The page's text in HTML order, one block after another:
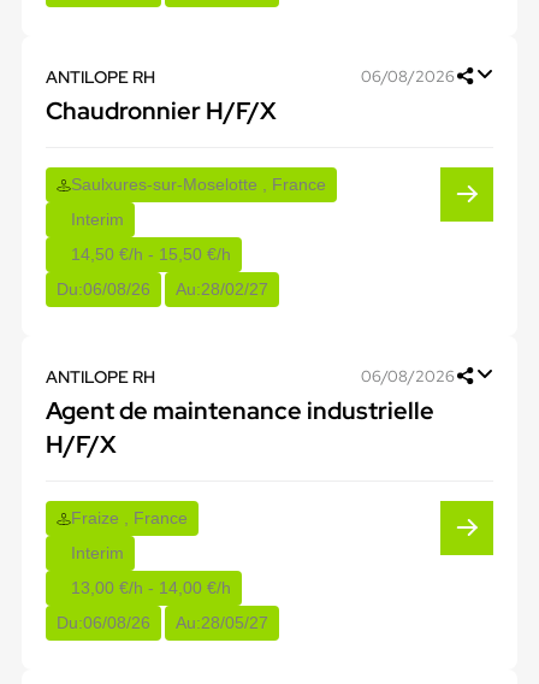
ANTILOPE RH 06/08/2026
Chaudronnier H/F/X
Saulxures-sur-Moselotte , France
Interim
14,50 €/h - 15,50 €/h
Du:06/08/26 Au:28/02/27
ANTILOPE RH 06/08/2026
Agent de maintenance industrielle
H/F/X
Fraize , France
Interim
13,00 €/h - 14,00 €/h
Du:06/08/26 Au:28/05/27